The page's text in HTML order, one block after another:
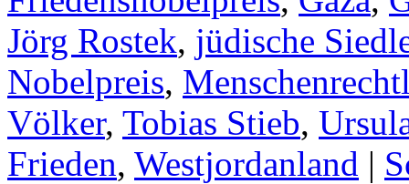
Jörg Rostek, jüdische
Nobelpreis,
Völker, Tobias Stieb,
Frieden, Westjordanland |